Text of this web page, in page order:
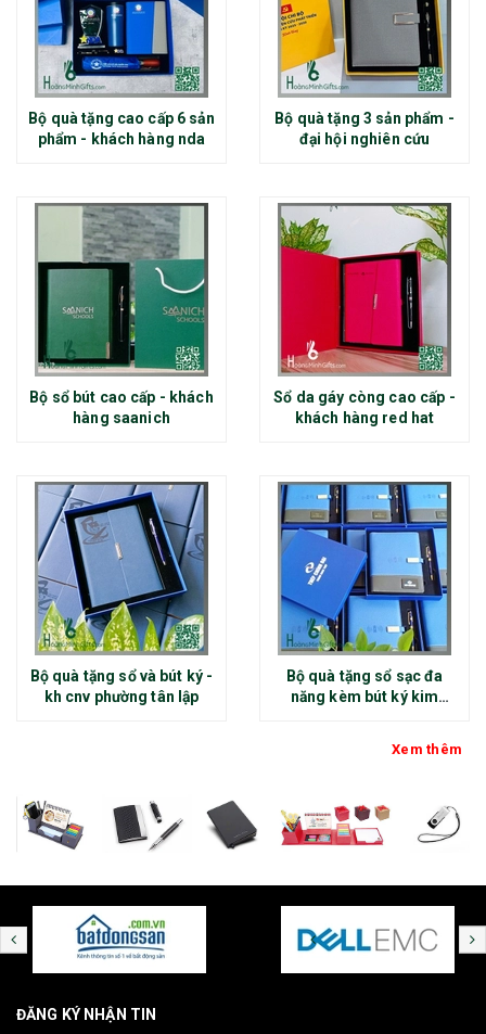
Bộ quà tặng cao cấp 6 sản
phẩm - khách hàng nda
Bộ quà tặng 3 sản phẩm -
đại hội nghiên cứu
Bộ sổ bút cao cấp - khách
hàng saanich
Sổ da gáy còng cao cấp -
khách hàng red hat
Bộ quà tặng sổ và bút ký -
kh cnv phường tân lập
Bộ quà tặng sổ sạc đa
năng kèm bút ký kim
Xem thêm
ĐĂNG KÝ NHẬN TIN